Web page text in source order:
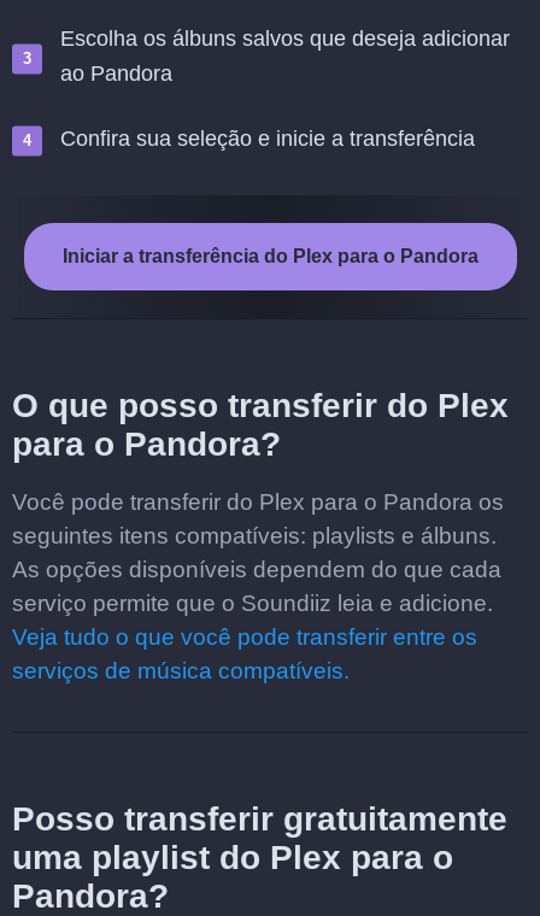
Escolha os álbuns salvos que deseja adicionar
ao Pandora
Confira sua seleção e inicie a transferência
Iniciar a transferência do Plex para o Pandora
O que posso transferir do Plex
para o Pandora?
Você pode transferir do Plex para o Pandora os
seguintes itens compatíveis: playlists e álbuns.
As opções disponíveis dependem do que cada
serviço permite que o Soundiiz leia e adicione.
Veja tudo o que você pode transferir entre os
serviços de música compatíveis.
Posso transferir gratuitamente
uma playlist do Plex para o
Pandora?